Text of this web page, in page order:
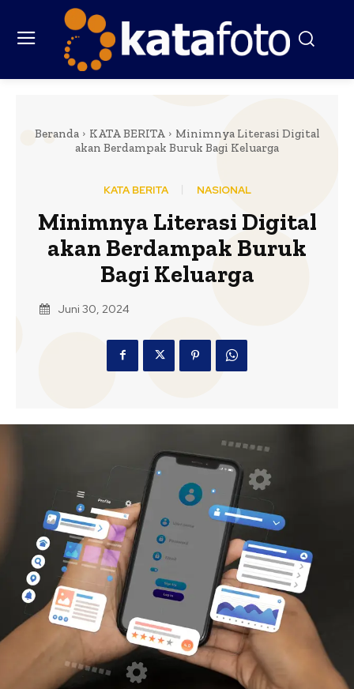
Beranda KATA BERITA
Minimnya Literasi Digital
akan Berdampak Buruk Bagi Keluarga
KATA BERITA NASIONAL
Minimnya Literasi Digital
akan Berdampak Buruk
Bagi Keluarga
Juni 30, 2024